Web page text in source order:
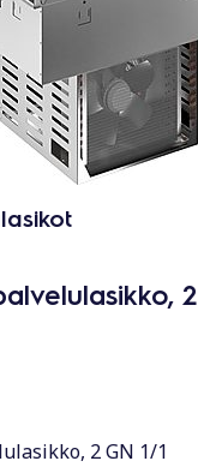
2
2 GN 1/1